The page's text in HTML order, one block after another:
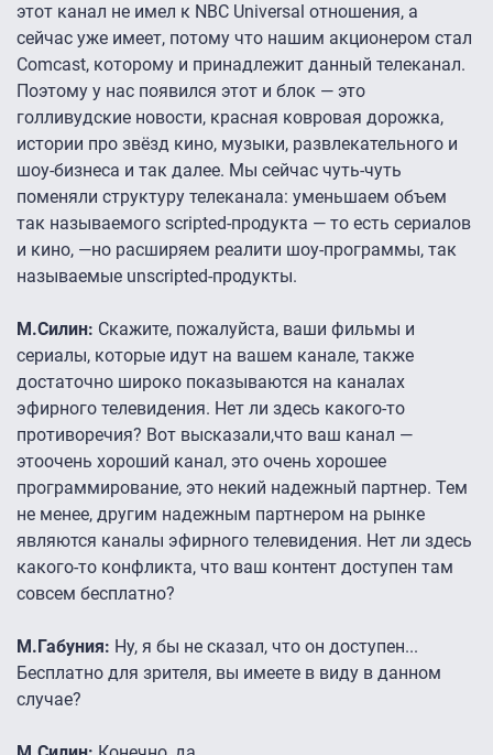
этот канал не имел к NBC Universal отношения, а
сейчас уже имеет, потому что нашим акционером стал
Comcast, которому и принадлежит данный телеканал.
Поэтому у нас появился этот и блок — это
голливудские новости, красная ковровая дорожка,
истории про звёзд кино, музыки, развлекательного и
шоу-бизнеса и так далее. Мы сейчас чуть-чуть
поменяли структуру телеканала: уменьшаем объем
так называемого scripted-продукта — то есть сериалов
и кино, —но расширяем реалити шоу-программы, так
называемые unscripted-продукты.
М.Силин: Скажите, пожалуйста, ваши фильмы и
сериалы, которые идут на вашем канале, также
достаточно широко показываются на каналах
эфирного телевидения. Нет ли здесь какого-то
противоречия? Вот высказали,что ваш канал —
этоочень хороший канал, это очень хорошее
программирование, это некий надежный партнер. Тем
не менее, другим надежным партнером на рынке
являются каналы эфирного телевидения. Нет ли здесь
какого-то конфликта, что ваш контент доступен там
совсем бесплатно?
М.Габуния: Ну, я бы не сказал, что он доступен...
Бесплатно для зрителя, вы имеете в виду в данном
случае?